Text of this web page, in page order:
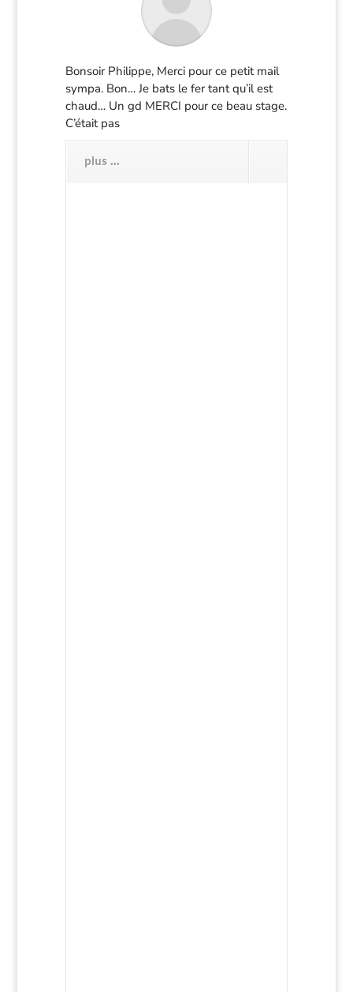
Bonsoir Philippe, Merci pour ce petit mail
sympa. Bon… Je bats le fer tant qu’il est
chaud… Un gd MERCI pour ce beau stage.
C’était pas
plus ...